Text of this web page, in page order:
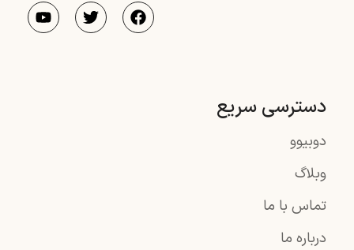
دسترسی سریع
دوبیوو
وبلاگ
تماس با ما
درباره ما